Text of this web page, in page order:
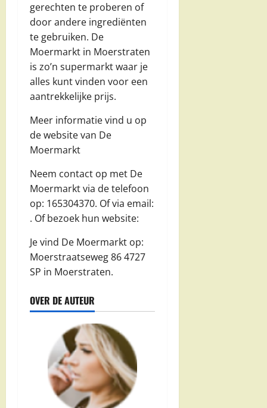
gerechten te proberen of
door andere ingrediënten
te gebruiken. De
Moermarkt in Moerstraten
is zo’n supermarkt waar je
alles kunt vinden voor een
aantrekkelijke prijs.
Meer informatie vind u op
de website van De
Moermarkt
Neem contact op met De
Moermarkt via de telefoon
op: 165304370. Of via email:
. Of bezoek hun website:
Je vind De Moermarkt op:
Moerstraatseweg 86 4727
SP in Moerstraten.
OVER DE AUTEUR